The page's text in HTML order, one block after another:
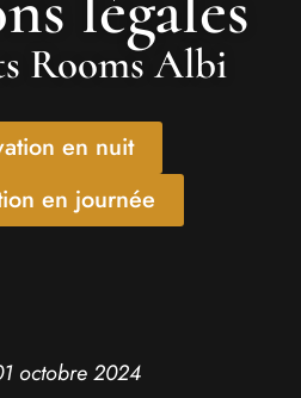
Rooms Albi
en nuit
en journée
octobre 2024